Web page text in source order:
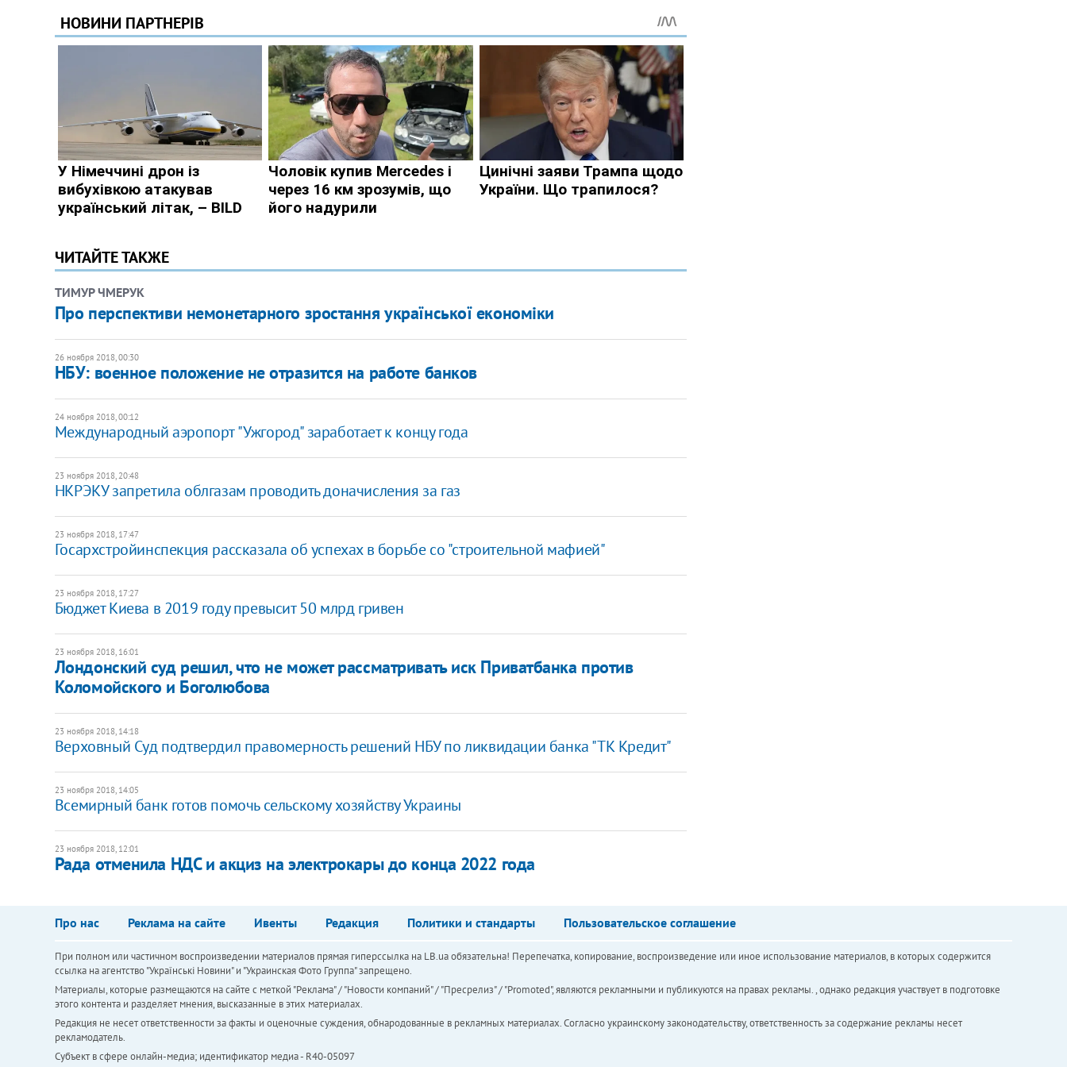
ЧИТАЙТЕ ТАКЖЕ
ТИМУР ЧМЕРУК
Про перспективи немонетарного зростання української економіки
26 ноября 2018, 00:30
​НБУ: военное положение не отразится на работе банков
24 ноября 2018, 00:12
Международный аэропорт "Ужгород" заработает к концу года
23 ноября 2018, 20:48
НКРЭКУ запретила облгазам проводить доначисления за газ
23 ноября 2018, 17:47
Госархстройинспекция рассказала об успехах в борьбе со "строительной мафией"
23 ноября 2018, 17:27
Бюджет Киева в 2019 году превысит 50 млрд гривен
23 ноября 2018, 16:01
Лондонский суд решил, что не может рассматривать иск Приватбанка против
Коломойского и Боголюбова
23 ноября 2018, 14:18
​​Верховный Суд подтвердил правомерность решений НБУ по ликвидации банка "ТК Кредит"
23 ноября 2018, 14:05
​Всемирный банк готов помочь сельскому хозяйству Украины
23 ноября 2018, 12:01
Рада отменила НДС и акциз на электрокары до конца 2022 года
Про нас Реклама на сайте Ивенты Редакция Политики и стандарты Пользовательское соглашение
При полном или частичном воспроизведении материалов прямая гиперссылка на LB.ua обязательна! Перепечатка, копирование, воспроизведение или иное использование материалов, в которых содержится
ссылка на агентство "Українськi Новини" и "Украинская Фото Группа" запрещено.
Материалы, которые размещаются на сайте с меткой "Реклама" / "Новости компаний" / "Пресрелиз" / "Promoted", являются рекламными и публикуются на правах рекламы. , однако редакция участвует в подготовке
этого контента и разделяет мнения, высказанные в этих материалах.
Редакция не несет ответственности за факты и оценочные суждения, обнародованные в рекламных материалах. Согласно украинскому законодательству, ответственность за содержание рекламы несет
рекламодатель.
Субъект в сфере онлайн-медиа; идентификатор медиа - R40-05097